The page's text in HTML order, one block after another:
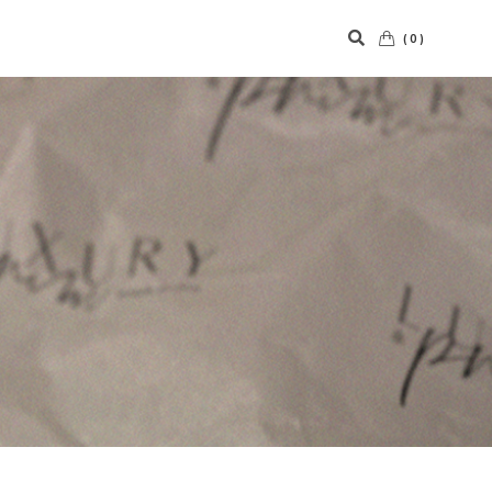
(0)
Panier vide